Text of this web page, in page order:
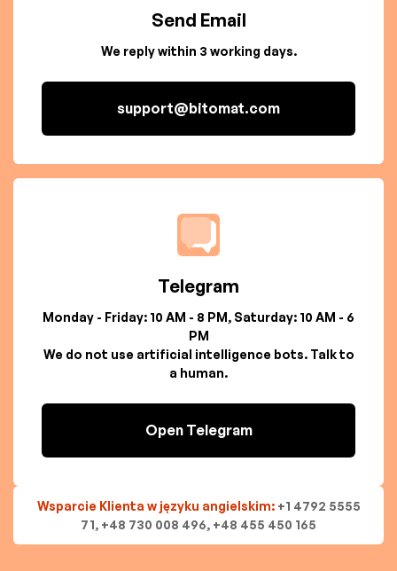
Send Email
We reply within 3 working days.
support@bitomat.com
Telegram
Monday - Friday: 10 AM - 8 PM, Saturday: 10 AM - 6
PM
We do not use artificial intelligence bots. Talk to
a human.
Open Telegram
Wsparcie Klienta w języku angielskim: +1 4792 5555
71, +48 730 008 496, +48 455 450 165